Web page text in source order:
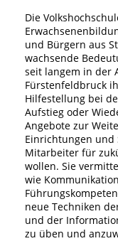
Die
und Bürgern aus
wachsende
seit langem in der
Fürstenfeldbruck
Hilfestellung bei
Aufstieg oder
Angebote zur
Einrichtungen und
Mitarbeiter für
wollen. Sie
wie
neue Techniken
und der
zu üben und